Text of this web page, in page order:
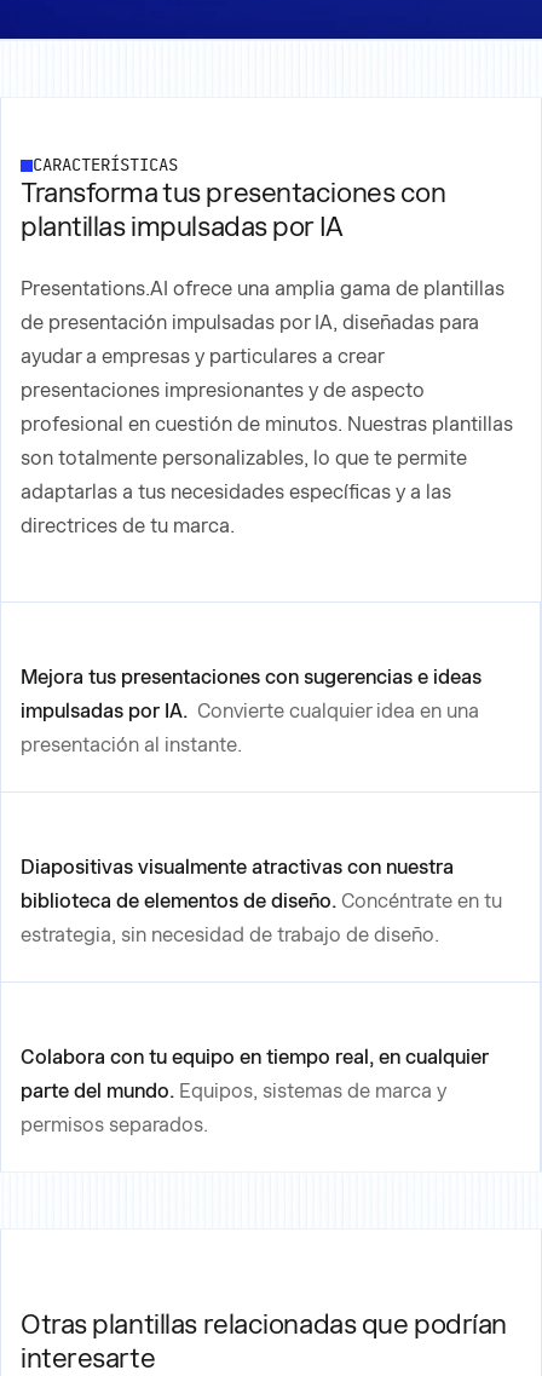
CARACTERÍSTICAS
Transforma tus presentaciones con
plantillas impulsadas por IA
Presentations.AI ofrece una amplia gama de plantillas
de presentación impulsadas por IA, diseñadas para
ayudar a empresas y particulares a crear
presentaciones impresionantes y de aspecto
profesional en cuestión de minutos. Nuestras plantillas
son totalmente personalizables, lo que te permite
adaptarlas a tus necesidades específicas y a las
directrices de tu marca.
Mejora tus presentaciones con sugerencias e ideas
impulsadas por IA. Convierte cualquier idea en una
presentación al instante.
Diapositivas visualmente atractivas con nuestra
biblioteca de elementos de diseño. Concéntrate en tu
estrategia, sin necesidad de trabajo de diseño.
Colabora con tu equipo en tiempo real, en cualquier
parte del mundo. Equipos, sistemas de marca y
permisos separados.
Otras plantillas relacionadas que podrían
interesarte